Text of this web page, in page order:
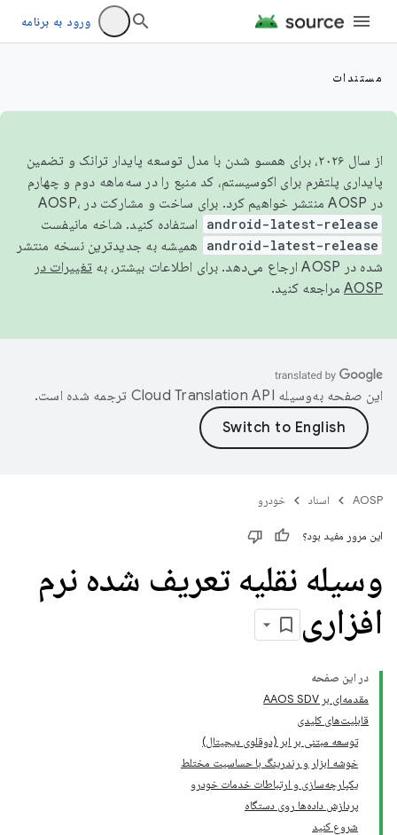
ورود به برنامه
مستندات
از سال ۲۰۲۶، برای همسو شدن با مدل توسعه پایدار ترانک و تضمین
پایداری پلتفرم برای اکوسیستم، کد منبع را در سه‌ماهه دوم و چهارم
در AOSP منتشر خواهیم کرد. برای ساخت و مشارکت در AOSP،
android-latest-release استفاده کنید. شاخه مانیفست
android-latest-release
همیشه به جدیدترین نسخه منتشر
شده در AOSP ارجاع می‌دهد. برای اطلاعات بیشتر، به
تغییرات در
AOSP مراجعه کنید.
این صفحه به‌وسیله ترجمه شده است.
AOSP اسناد خودرو
این مرور مفید بود؟
وسیله نقلیه تعریف شده نرم
افزاری
در این صفحه
مقدمه‌ای بر AAOS SDV
قابلیت‌های کلیدی
توسعه مبتنی بر ابر (دوقلوی دیجیتال)
خوشه ابزار و رندرینگ با حساسیت مختلط
یکپارچه‌سازی و ارتباطات خدمات خودرو
پردازش داده‌ها روی دستگاه
شروع کنید